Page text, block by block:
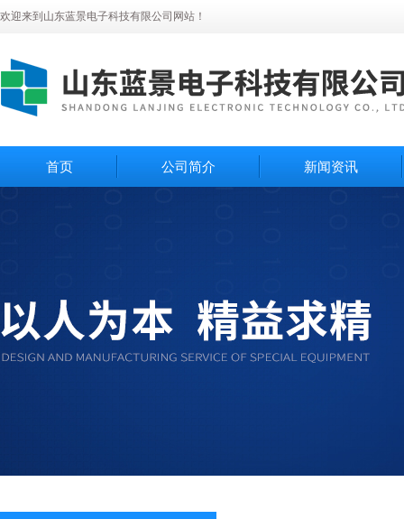
欢迎来到山东蓝景电子科技有限公司网站！
首页 公司简介 新闻资讯